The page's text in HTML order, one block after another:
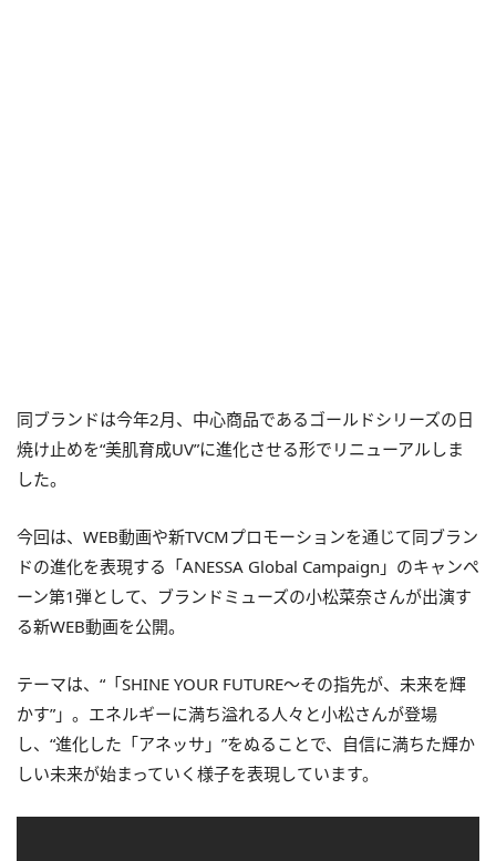
同ブランドは今年2月、中心商品であるゴールドシリーズの日
焼け止めを“美肌育成UV”に進化させる形でリニューアルしま
した。
今回は、WEB動画や新TVCMプロモーションを通じて同ブラン
ドの進化を表現する「ANESSA Global Campaign」のキャンペ
ーン第1弾として、ブランドミューズの小松菜奈さんが出演す
る新WEB動画を公開。
テーマは、“「SHINE YOUR FUTURE～その指先が、未来を輝
かす”」。エネルギーに満ち溢れる人々と小松さんが登場
し、“進化した「アネッサ」”をぬることで、自信に満ちた輝か
しい未来が始まっていく様子を表現しています。